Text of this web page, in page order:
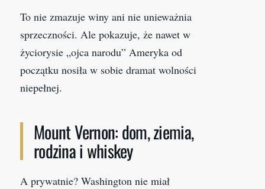
To nie zmazuje winy ani nie unieważnia
sprzeczności. Ale pokazuje, że nawet w
życiorysie „ojca narodu” Ameryka od
początku nosiła w sobie dramat wolności
niepełnej.
Mount Vernon: dom, ziemia,
rodzina i whiskey
A prywatnie? Washington nie miał